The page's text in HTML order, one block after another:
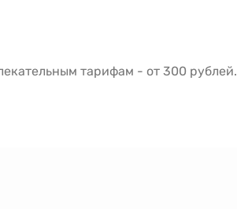
тарифам - от 300 рублей.